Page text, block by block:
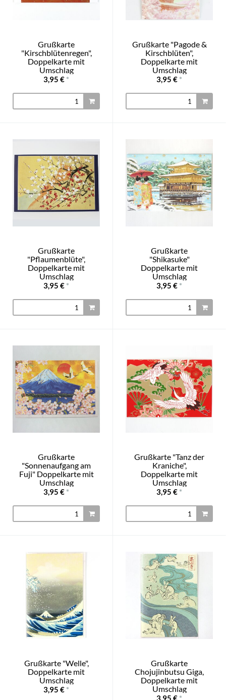
Grußkarte
"Kirschblütenregen",
Doppelkarte mit
Umschlag
3,95 € *
Grußkarte "Pagode &
Kirschblüten",
Doppelkarte mit
Umschlag
3,95 € *
Grußkarte
"Pflaumenblüte",
Doppelkarte mit
Umschlag
3,95 € *
Grußkarte
"Shikasuke"
Doppelkarte mit
Umschlag
3,95 € *
Grußkarte
"Sonnenaufgang am
Fuji" Doppelkarte mit
Umschlag
3,95 € *
Grußkarte "Tanz der
Kraniche",
Doppelkarte mit
Umschlag
3,95 € *
Grußkarte "Welle",
Doppelkarte mit
Umschlag
3,95 € *
Grußkarte
Chojujinbutsu Giga,
Doppelkarte mit
Umschlag
3,95 € *